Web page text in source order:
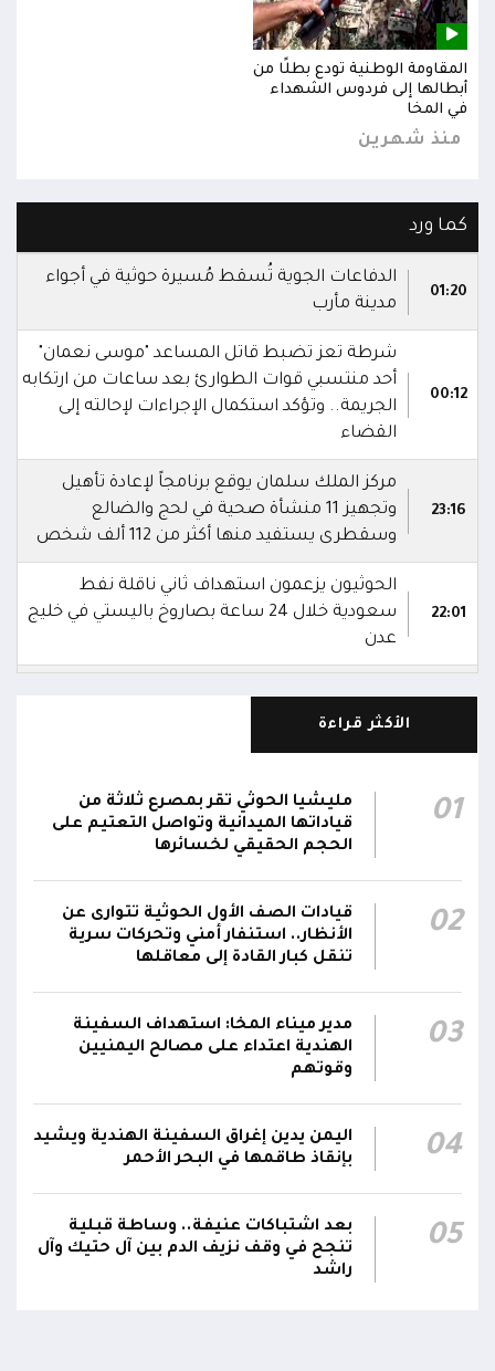
المقاومة الوطنية تودع بطلًا من
أبطالها إلى فردوس الشهداء
في المخا
منذ شهرين
كما ورد
01:20
الدفاعات الجوية تُسقط مُسيرة حوثية في أجواء
مدينة مأرب
00:12
شرطة تعز تضبط قاتل المساعد "موسى نعمان"
أحد منتسبي قوات الطوارئ بعد ساعات من ارتكابه
الجريمة.. وتؤكد استكمال الإجراءات لإحالته إلى
القضاء
23:16
مركز الملك سلمان يوقع برنامجاً لإعادة تأهيل
وتجهيز 11 منشأة صحية في لحج والضالع
وسقطرى يستفيد منها أكثر من 112 ألف شخص
22:01
الحوثيون يزعمون استهداف ثاني ناقلة نفط
سعودية خلال 24 ساعة بصاروخ باليستي في خليج
عدن
الانتهاء وإمدادات الغاز ستعود تدريجياً لتغطية
رئيس مجلس القيادة يُصدر قراراً بتعيين يحيى
محمد كزمان وكيلاً لقطاع الأمن الداخلي، وأحمد
سعد السقطري وكيلاً لقطاع الأمن الخارجي؛ في
رئيس مجلس القيادة يعين اللواء الركن طيار
عبدالعزيز سعيد المحيا قائداً للقوات الجوية والدفاع
الجوي.. ويُعين العميد ناشر منصور باجري رئيساً
قرارات رئاسية بتعيين أحمد سعيد بن بريك وراشد
ناصر الجند مستشارين لرئيس مجلس القيادة
الرئاسي وترقيتهما إلى رتبة فريق
الأكثر قراءة
01
مليشيا الحوثي تقر بمصرع ثلاثة من
قياداتها الميدانية وتواصل التعتيم على
الحجم الحقيقي لخسائرها
02
قيادات الصف الأول الحوثية تتوارى عن
الأنظار.. استنفار أمني وتحركات سرية
تنقل كبار القادة إلى معاقلها
03
مدير ميناء المخا: استهداف السفينة
الهندية اعتداء على مصالح اليمنيين
وقوتهم
04
اليمن يدين إغراق السفينة الهندية ويشيد
بإنقاذ طاقمها في البحر الأحمر
05
بعد اشتباكات عنيفة.. وساطة قبلية
تنجح في وقف نزيف الدم بين آل حتيك وآل
راشد